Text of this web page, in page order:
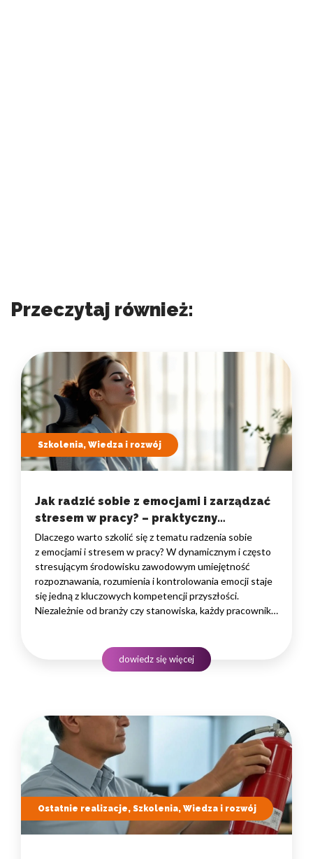
Przeczytaj również:
Szkolenia, Wiedza i rozwój
Jak radzić sobie z emocjami i zarządzać
stresem w pracy? – praktyczny
przewodnik
Dlaczego warto szkolić się z tematu radzenia sobie
z emocjami i stresem w pracy? W dynamicznym i często
stresującym środowisku zawodowym umiejętność
rozpoznawania, rozumienia i kontrolowania emocji staje
się jedną z kluczowych kompetencji przyszłości.
Niezależnie od branży czy stanowiska, każdy pracownik
częściej menedżerowie i pracownicy zadają sobie
pytania: jak radzić sobie…
dowiedz się więcej
Ostatnie realizacje, Szkolenia, Wiedza i rozwój